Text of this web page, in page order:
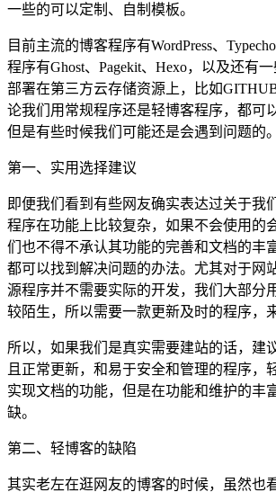
一些的可以定制、自制模板。
目前主流的博客程序有WordPress、
程序有Ghost、Pagekit、Hexo，以及还有
部署在第三方云存储资源上，比如
论我们用常规程序还是轻博客程序，都可
但是有些时候我们可能还是会遇到问题的。
第一、实用选择建议
即便我们看到有些网友确实表达过关于我
程序在功能上比较复杂，如果不会使用的
们也不得不承认其功能的完善和文档的丰
都可以找到解决问题的办法。尤其对于网
源程序并不需要实际的开发，我们大部分
较陌生，所以需要一款更新及时的程序，
所以，如果我们是真实需要建站的话，建
且正常更新，和易于安全和管理的程序，
实现文档的功能，但是在功能和维护的丰
缺。
第二、轻博客的缺陷
其实老左在逛网友的博客的时候，虽然也